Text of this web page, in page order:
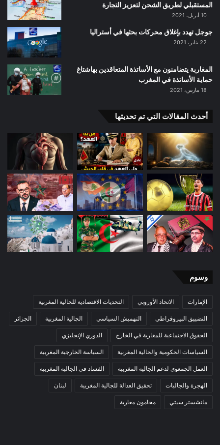
المستقبلي لطريق الشحن لتعزيز التجارة
10 أبريل، 2021
جوجل تهدد بإغلاق محركات بحثها في أستراليا
22 يناير، 2021
المغاربة يتضامنون مع الأساتذة المتعاقدين بهاشتاغ
حماية الأساتذة في المغرب
18 مارس، 2021
أحدث المقالات التي تم تحديثها
وسوم
الإمارات الاتحاد الأوروبي التحديات الاقتصادية للجالية المغربية
التضييق البيروقراطي التهميش السياسي الجالية المغربية الجزائر
الحقوق الاجتماعية للمغاربة في الخارج الدوري الإنجليزي
السياسات الحكومية والجالية المغربية السياسة الخارجية المغربية
العمل الجمعوي لدعم الجالية المغربية الفساد في الجالية المغربية
الهجرة والجاليات تحقيق العدالة للجالية المغربية لبنان
مانشستر سيتي محامون مغاربة